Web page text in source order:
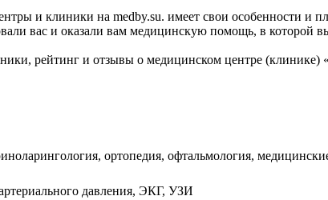
и клиники на medby.su. имеет свои особенности и
вас и оказали вам медицинскую помощь, в которой
рейтинг и отзывы о медицинском центре
ортопедия, офтальмология,
давления, ЭКГ, УЗИ